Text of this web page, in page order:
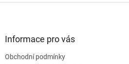
Informace pro vás
Obchodní podmínky